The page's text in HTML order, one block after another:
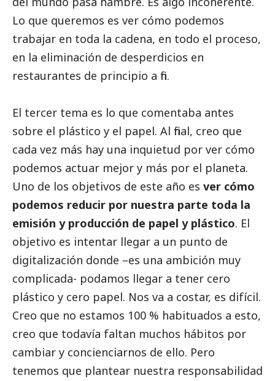
Lo que queremos es ver cómo podemos
trabajar en toda la cadena, en todo el proceso,
en la eliminación de desperdicios en
restaurantes de principio a fin.
El tercer tema es lo que comentaba antes
sobre el plástico y el papel. Al final, creo que
cada vez más hay una inquietud por ver cómo
podemos actuar mejor y más por el planeta.
Uno de los objetivos de este año es ver cómo
podemos reducir por nuestra parte toda la
emisión y producción de papel y plástico. El
objetivo es intentar llegar a un punto de
digitalización donde –es una ambición muy
complicada- podamos llegar a tener cero
plástico y cero papel. Nos va a costar, es difícil.
Creo que no estamos 100 % habituados a esto,
creo que todavía faltan muchos hábitos por
cambiar y concienciarnos de ello. Pero
tenemos que plantear nuestra responsabilidad